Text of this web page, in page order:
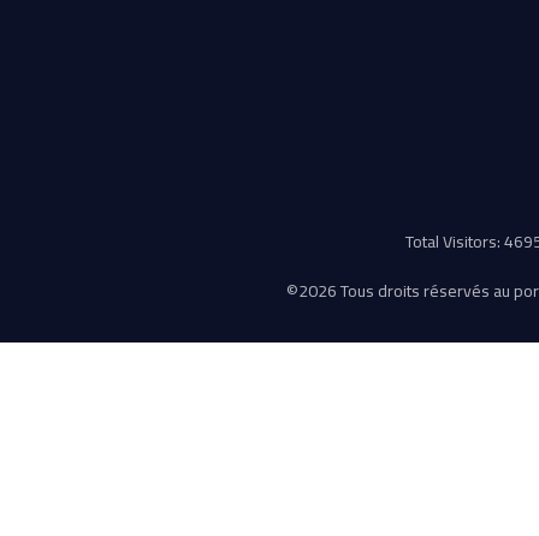
Total Visitors:
©2026 Tous droits réservés au